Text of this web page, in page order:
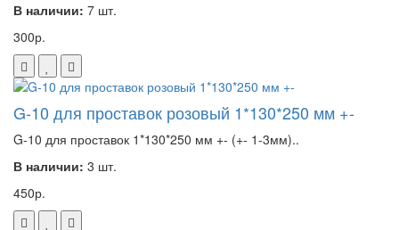
В наличии: 7 шт.
300р.
G-10 для проставок розовый 1*130*250 мм +-
G-10 для проставок 1*130*250 мм +- (+- 1-3мм)..
В наличии: 3 шт.
450р.